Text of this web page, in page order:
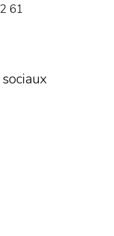
61